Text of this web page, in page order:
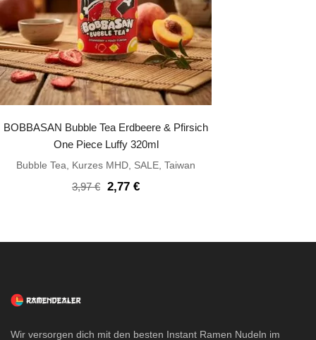
BOBBASAN Bubble Tea Erdbeere & Pfirsich
One Piece Luffy 320ml
Bubble Tea Kurzes MHD SALE Taiwan
3,97€ Ursprünglicher
2,77 €Aktueller
Wir versorgen dich mit den besten Instant Ramen Nudeln im